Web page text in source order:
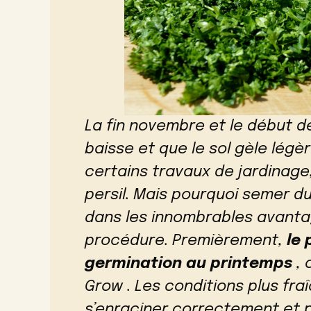
La fin novembre et le début
baisse et que le sol gèle
certains travaux de
persil. Mais pourquoi semer
dans les innombrables
procédure. Premièrement, le
germination au printemps ,
Grow . Les conditions plus